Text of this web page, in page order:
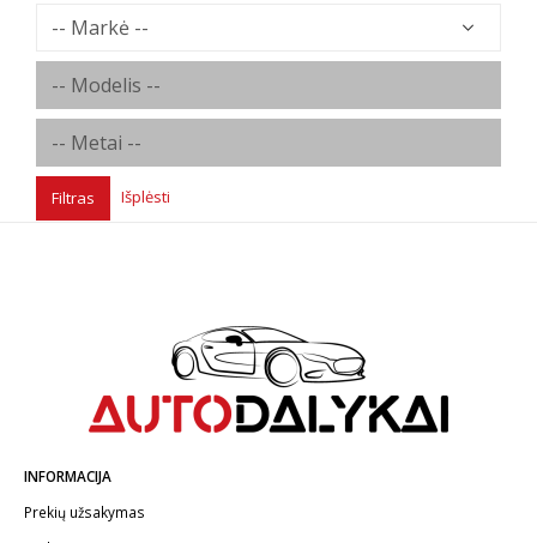
Filtras Išplėsti
INFORMACIJA
Prekių užsakymas